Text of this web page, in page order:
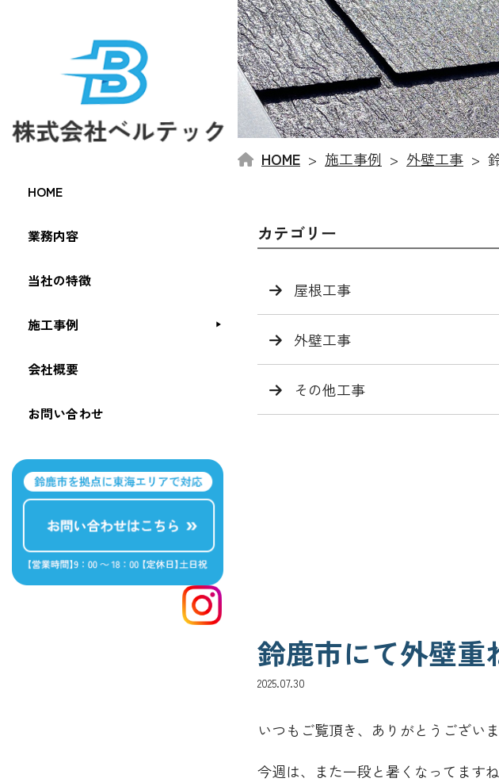
HOME
業務内容
当社の特徴
施工事例
会社概要
お問い合わせ
HOME 施工事例 外壁工事
鈴鹿市にて外壁重
2025.07.30
いつもご覧頂き、ありがとうござい
今週は、また一段と暑くなってますね
カテゴリー
屋根工事
外壁工事
その他工事